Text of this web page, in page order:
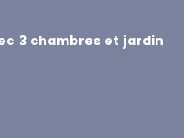
3 chambres et jardin